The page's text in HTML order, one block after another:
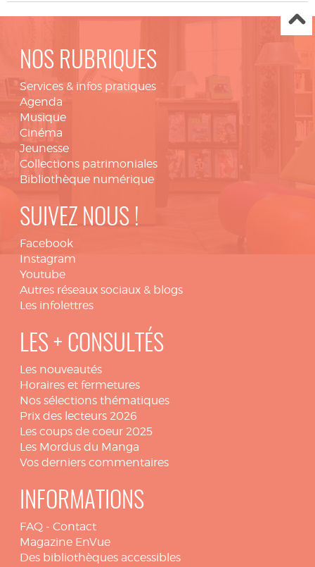
NOS RUBRIQUES
Services & infos pratiques
Agenda
Musique
Cinéma
Jeunesse
Collections patrimoniales
Bibliothèque numérique
SUIVEZ NOUS !
Facebook
Instagram
Youtube
Autres réseaux sociaux & blogs
Les infolettres
LES + CONSULTÉS
Les nouveautés
Horaires et fermetures
Nos sélections thématiques
Prix des lecteurs 2026
Les coups de coeur 2025
Les Mordus du Manga
Vos derniers commentaires
INFORMATIONS
FAQ - Contact
Magazine EnVue
Des bibliothèques accessibles